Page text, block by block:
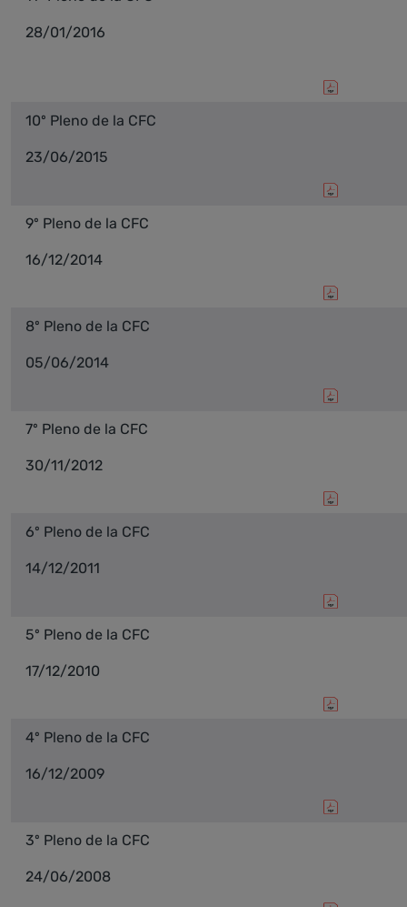
28/01/2016
10º Pleno de la CFC
23/06/2015
9º Pleno de la CFC
16/12/2014
8º Pleno de la CFC
05/06/2014
7º Pleno de la CFC
30/11/2012
6º Pleno de la CFC
14/12/2011
5º Pleno de la CFC
17/12/2010
4º Pleno de la CFC
16/12/2009
3º Pleno de la CFC
24/06/2008